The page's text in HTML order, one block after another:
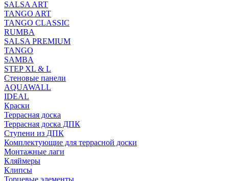
SALSA ART
TANGO ART
TANGO CLASSIC
RUMBA
SALSA PREMIUM
TANGO
SAMBA
STEP XL & L
Стеновые панели
AQUAWALL
IDEAL
Краски
Террасная доска
Террасная доска ДПК
Ступени из ДПК
Комплектующие для террасной доски
Монтажные лаги
Кляймеры
Клипсы
Торцевые элементы